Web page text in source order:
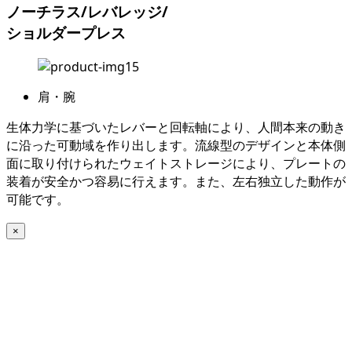
ノーチラス/レバレッジ/
ショルダープレス
肩・腕
生体力学に基づいたレバーと回転軸により、人間本来の動き
に沿った可動域を作り出します。流線型のデザインと本体側
面に取り付けられたウェイトストレージにより、プレートの
装着が安全かつ容易に行えます。また、左右独立した動作が
可能です。
×